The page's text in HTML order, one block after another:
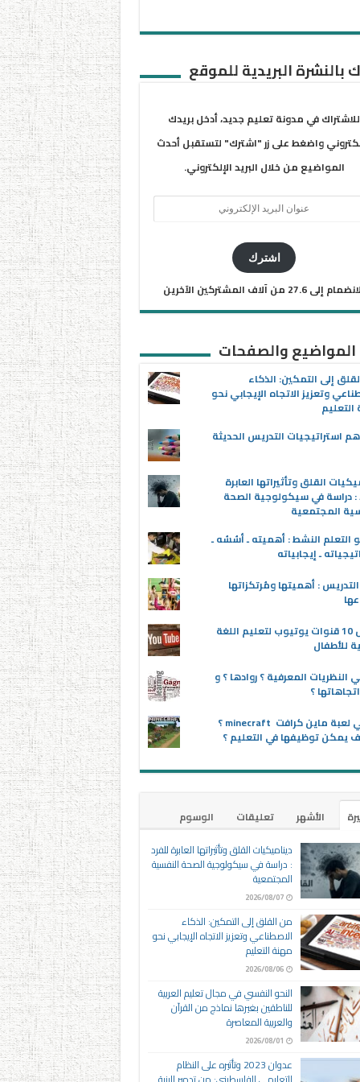
بالنشرة البريدية للموقع
للاشتراك في مدونة تعليم جديد، أدخل بريدك
واضغط على زر "اشترك" لتستقبل أحدث
المواضيع من خلال البريد الإلكتروني.
اشترك
إلى 27.6 من آلاف المشتركين الآخرين
المواضيع والصفحات
إلى التمكين: الذكاء
وتعزيز الاتجاه الإيجابي نحو
استراتيجيات التدريس الحديثة
القلق وتأثيراتها العابرة
: دراسة في سيكولوجية الصحة
المجتمعية
التعلم النشط : أهميته ـ أسُسُه ـ
ـ إيجابياته
: أهميتها ومُرتكزاتها
أفضل 10 قنوات يوتيوب لتعليم اللغة
للأطفال
النظريات المعرفية ؟ روادها ؟ و
؟
ماهي لعبة ماين كرافت minecraft ؟
يمكن توظيفها في التعليم ؟
الأشهر تعليقات
الوسوم
ديناميكيات القلق وتأثيراتها العابرة للفرد
: دراسة في سيكولوجية الصحة النفسية
المجتمعية
2026/08/07
من القلق إلى التمكين: الذكاء
الاصطناعي وتعزيز الاتجاه الإيجابي نحو
مهنة التعليم
2026/08/06
النحو النفسي في مجال تعليم العربية
للناطقين بغيرها نماذج من القرآن
والعربية المعاصرة
2026/08/01
عدوان 2023 وتأثيره على النظام